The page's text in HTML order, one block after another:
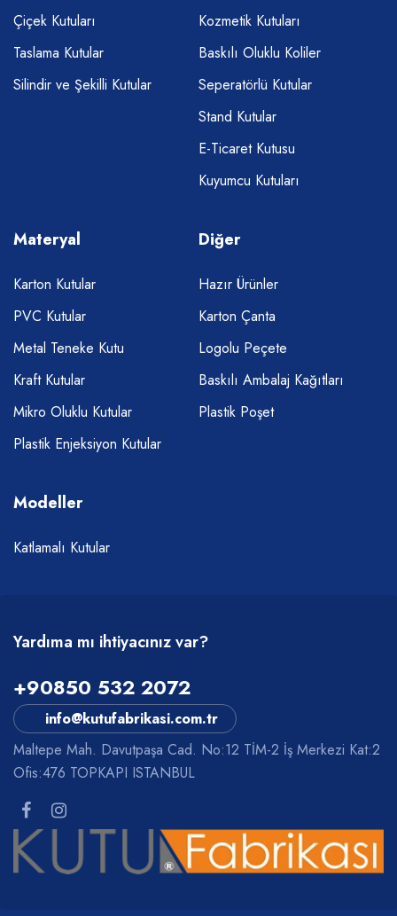
Çiçek Kutuları
Taslama Kutular
Silindir ve Şekilli Kutular
Kozmetik Kutuları
Baskılı Oluklu Koliler
Seperatörlü Kutular
Stand Kutular
E-Ticaret Kutusu
Kuyumcu Kutuları
Materyal
Karton Kutular
PVC Kutular
Metal Teneke Kutu
Kraft Kutular
Mikro Oluklu Kutular
Plastik Enjeksiyon Kutular
Diğer
Hazır Ürünler
Karton Çanta
Logolu Peçete
Baskılı Ambalaj Kağıtları
Plastik Poşet
Modeller
Katlamalı Kutular
Yardıma mı ihtiyacınız var?
+90850 532 2072
info@kutufabrikasi.com.tr
Maltepe Mah. Davutpaşa Cad. No:12 TİM-2 İş Merkezi Kat:2
Ofis:476 TOPKAPI ISTANBUL